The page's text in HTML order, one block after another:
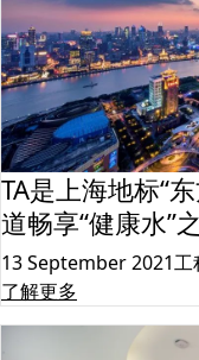
TA是上海地标“
道畅享“健康水”
13 September 2021工
了解更多